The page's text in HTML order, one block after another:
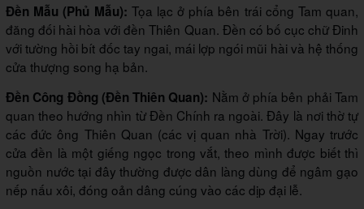
Đền Mẫu (Phủ Mẫu): Tọa lạc ở phía bên trái cổng Tam quan,
đăng đối hài hòa với đền Thiên Quan. Đền có bố cục chữ Đinh
với tường hồi bít đốc tay ngai, mái lợp ngói mũi hài và hệ thống
cửa thượng song hạ bản.
Đền Công Đồng (Đền Thiên Quan): Nằm ở phía bên phải Tam
quan theo hướng nhìn từ Đền Chính ra ngoài. Đây là nơi thờ tự
các đức ông Thiên Quan (các vị quan nhà Trời). Ngay trước
cửa đền là một giếng ngọc trong vắt, theo mình được biết thì
nguồn nước tại đây thường được dân làng dùng để ngâm gạo
nếp nấu xôi, đóng oản dâng cúng vào các dịp đại lễ.